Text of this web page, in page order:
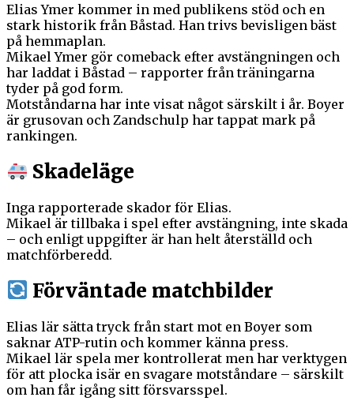
Elias Ymer kommer in med publikens stöd och en
stark historik från Båstad. Han trivs bevisligen bäst
på hemmaplan.
Mikael Ymer gör comeback efter avstängningen och
har laddat i Båstad – rapporter från träningarna
tyder på god form.
Motståndarna har inte visat något särskilt i år. Boyer
är grusovan och Zandschulp har tappat mark på
rankingen.
Skadeläge
Inga rapporterade skador för Elias.
Mikael är tillbaka i spel efter avstängning, inte skada
– och enligt uppgifter är han helt återställd och
matchförberedd.
Förväntade matchbilder
Elias lär sätta tryck från start mot en Boyer som
saknar ATP-rutin och kommer känna press.
Mikael lär spela mer kontrollerat men har verktygen
för att plocka isär en svagare motståndare – särskilt
om han får igång sitt försvarsspel.